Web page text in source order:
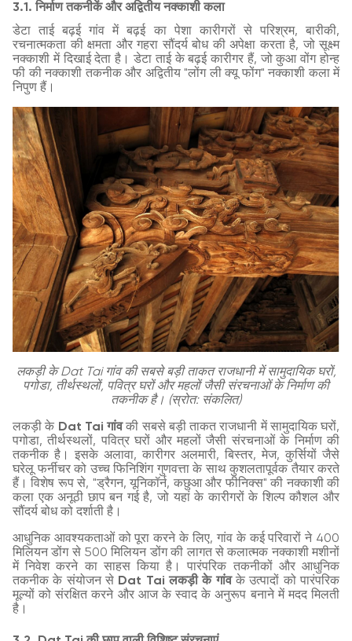
3.1. निर्माण तकनीकें और अद्वितीय नक्काशी कला
डेटा ताई बढ़ई गांव में बढ़ई का पेशा कारीगरों से परिश्रम, बारीकी,
रचनात्मकता की क्षमता और गहरा सौंदर्य बोध की अपेक्षा करता है, जो सूक्ष्म
नक्काशी में दिखाई देता है। डेटा ताई के बढ़ई कारीगर हैं, जो कुआ वोंग होन्ह
फी की नक्काशी तकनीक और अद्वितीय "लोंग ली क्यू फोंग" नक्काशी कला में
निपुण हैं।
लकड़ी के Dat Tai गांव की सबसे बड़ी ताकत राजधानी में सामुदायिक घरों,
पगोडा, तीर्थस्थलों, पवित्र घरों और महलों जैसी संरचनाओं के निर्माण की
तकनीक है। (स्रोत: संकलित)
लकड़ी के Dat Tai गांवकी सबसे बड़ी ताकत राजधानी में सामुदायिक घरों,
पगोडा, तीर्थस्थलों, पवित्र घरों और महलों जैसी संरचनाओं के निर्माण की
तकनीक है। इसके अलावा, कारीगर अलमारी, बिस्तर, मेज, कुर्सियों जैसे
घरेलू फर्नीचर को उच्च फिनिशिंग गुणवत्ता के साथ कुशलतापूर्वक तैयार करते
हैं। विशेष रूप से, "ड्रैगन, यूनिकॉर्न, कछुआ और फीनिक्स" की नक्काशी की
कला एक अनूठी छाप बन गई है, जो यहां के कारीगरों के शिल्प कौशल और
सौंदर्य बोध को दर्शाती है।
आधुनिक आवश्यकताओं को पूरा करने के लिए, गांव के कई परिवारों ने 400
मिलियन डोंग से 500 मिलियन डोंग की लागत से कलात्मक नक्काशी मशीनों
में निवेश करने का साहस किया है। पारंपरिक तकनीकों और आधुनिक
तकनीक के संयोजन से Dat Tai लकड़ी के गांवके उत्पादों को पारंपरिक
मूल्यों को संरक्षित करने और आज के स्वाद के अनुरूप बनाने में मदद मिलती
है।